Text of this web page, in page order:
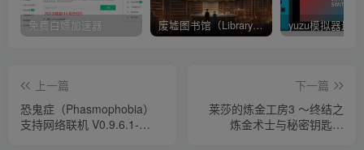
免费白嫖加速器 废墟图书馆（Library Of Ruina）v1.1.0.6a13 官中 附yuzu模拟器 本体+1.0.3升补
上一篇
恐鬼症（Phasmophobia）
支持网络联机 V0.9.6.1-
下一篇
莱莎的炼金工房3 ～终结之
炼金术士与秘密钥匙～